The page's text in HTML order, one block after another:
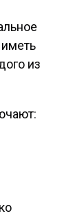
иметь
из